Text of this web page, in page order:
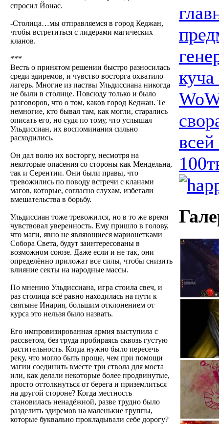
спросил Йонас.
-Столица…мы отправляемся в город Кеджан,
чтобы встретиться с лидерами магических
кланов.
***
Весть о принятом решении быстро разносилась
среди эдиремов, и чувство восторга охватило
лагерь. Многие из паствы Ульдиссиана никогда
не были в столице. Повсюду только и было
разговоров, что о том, каков город Кеджан. Те
немногие, кто бывал там, как могли, старались
описать его, но судя по тому, что услышал
Ульдиссиан, их воспоминания сильно
расходились.
Он дал волю их восторгу, несмотря на
некоторые опасения со стороны как Мендельна,
так и Серентии. Они были правы, что
тревожились по поводу встречи с кланами
магов, которые, согласно слухам, избегали
вмешательства в борьбу.
Ульдиссиан тоже тревожился, но в то же время
чувствовал уверенность. Ему пришло в голову,
что маги, явно не являющиеся марионетками
Собора Света, будут заинтересованы в
возможном союзе. Даже если и не так, они
определённо приложат все силы, чтобы снизить
влияние секты на народные массы.
По мнению Ульдиссиана, игра стоила свеч, и
раз столица всё равно находилась на пути к
святыне Инария, большим отклонением от
курса это нельзя было назвать.
Его импровизированная армия выступила с
рассветом, без труда пробираясь сквозь густую
растительность. Когда нужно было пересечь
реку, что могло быть проще, чем при помощи
магии соединить вместе три ствола для моста
или, как делали некоторые более продвинутые,
просто оттолкнуться от берега и приземлиться
на другой стороне? Когда местность
становилась ненадёжной, разве трудно было
разделить эдиремов на маленькие группы,
которые буквально прокладывали себе дорогу?